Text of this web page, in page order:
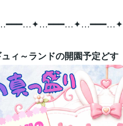
ィ～ランドの開園予定どす